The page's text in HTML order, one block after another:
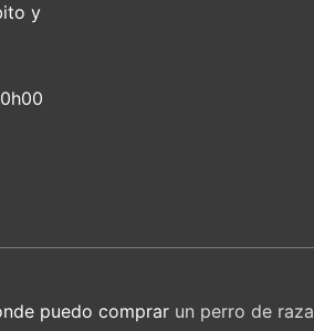
y
puedo comprar un perro de raza